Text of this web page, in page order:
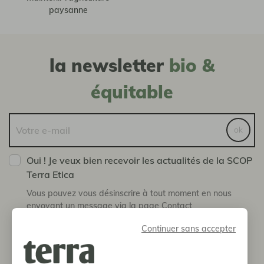
Continuer sans accepter
paysanne
la newsletter bio &
équitable
Oui ! Je veux bien recevoir les actualités de la SCOP
Terra Etica
Vous pouvez vous désinscrire à tout moment en nous
envoyant un message via la page Contact
ok
boutique